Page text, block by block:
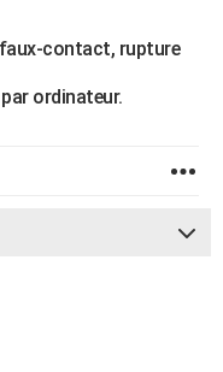
contact, rupture
ordinateur.